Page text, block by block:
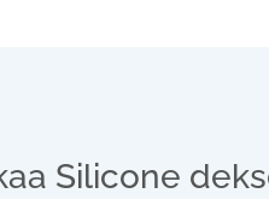
Silicone